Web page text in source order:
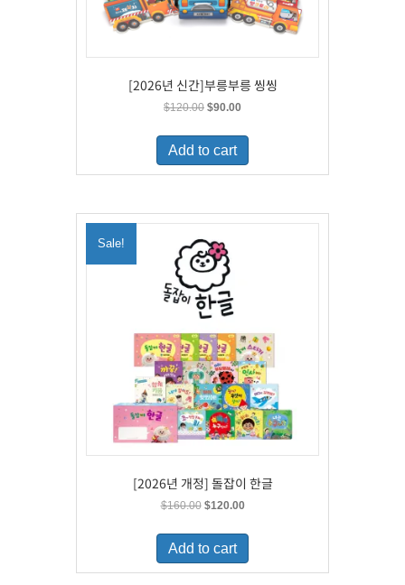
[2026년 신간]부릉부릉 씽씽
$120.00 Original
was:
$120.00.
$90.00Current
is:
Add to cart
Sale!
[2026년 개정] 돌잡이 한글
$160.00 Original
was:
$160.00.
$120.00Current
is:
Add to cart